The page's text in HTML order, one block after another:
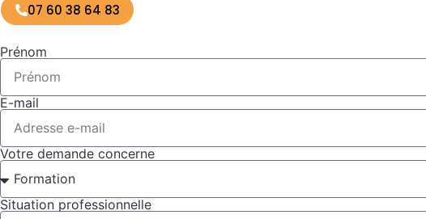
07 60 38 64 83
Prénom
E-mail
Votre demande concerne
Situation professionnelle